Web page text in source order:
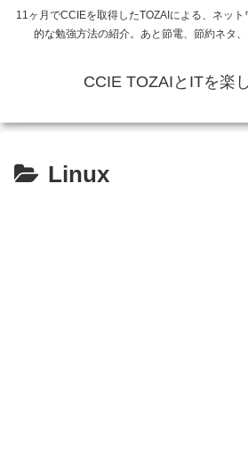
11ヶ月でCCIEを取得したTOZAIによる、ネッ
的な勉強方法の紹介。あと節電、節約ネタ、
CCIE TOZAIとITを楽
Linux